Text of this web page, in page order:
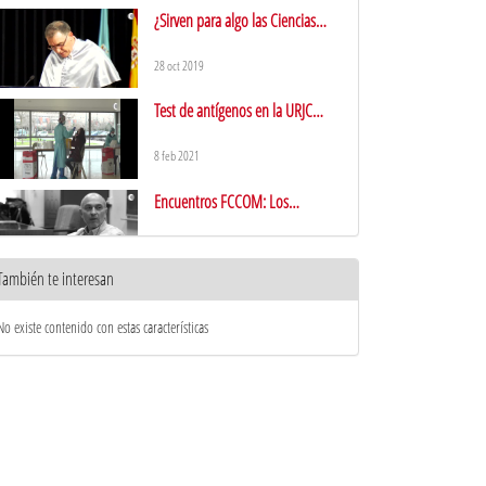
¿Sirven para algo las Ciencias
28 oct 2019
Test de antígenos en la URJC
8 feb 2021
Encuentros FCCOM: Los
18 feb 2021
te interesan
existe contenido con estas características